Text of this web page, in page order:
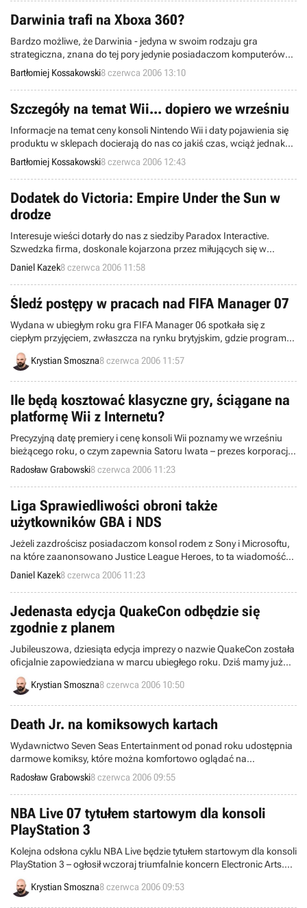
Darwinia trafi na Xboxa 360?
Bardzo możliwe, że Darwinia - jedyna w swoim rodzaju gra
strategiczna, znana do tej pory jedynie posiadaczom komputerów
osobistych, już niedługo będzie dostępna w wersji na konsolę Xbox
360.
Bartłomiej Kossakowski8 czerwca 2006 13:10
Szczegóły na temat Wii... dopiero we wrześniu
Informacje na temat ceny konsoli Nintendo Wii i daty pojawienia się
produktu w sklepach docierają do nas co jakiś czas, wciąż jednak
są to spekulacje, częściowo potwierdzane przez poszczególnych
przedstawicieli firmy. Prezes Nintendo, Satoru Iwata, zapowiedział
właśnie, kiedy poznamy oficjalne dane. Przyjdzie nam poczekać do
września.
Bartłomiej Kossakowski8 czerwca 2006 12:43
Dodatek do Victoria: Empire Under the Sun w
drodze
Interesuje wieści dotarły do nas z siedziby Paradox Interactive.
Szwedzka firma, doskonale kojarzona przez miłujących się w
strategiach, zaanonsowała rozpoczęcie prac nad dodatkiem do
Victoria: Empire Under the Sun.
Daniel Kazek8 czerwca 2006 11:58
Śledź postępy w pracach nad FIFA Manager 07
Wydana w ubiegłym roku gra FIFA Manager 06 spotkała się z
ciepłym przyjęciem, zwłaszcza na rynku brytyjskim, gdzie programy
tego typu są niezwykle popularne. Wszystkich fanów „menadżerów”
wydawanych przez koncern Electronic Arts z pewnością ucieszy
Krystian Smoszna8 czerwca 2006 11:57
Ile będą kosztować klasyczne gry, ściągane na
platformę Wii z Internetu?
Precyzyjną datę premiery i cenę konsoli Wii poznamy we wrześniu
bieżącego roku, o czym zapewnia Satoru Iwata – prezes korporacji
Nintendo. Szef koncernu z Kyoto wypowiedział się ponadto na temat
klasycznych gier, które będzie można uruchomić na wspomnianej
platformie za pośrednictwem usługi Virtual Console.
Radosław Grabowski8 czerwca 2006 11:23
Liga Sprawiedliwości obroni także
użytkowników GBA i NDS
Jeżeli zazdrościsz posiadaczom konsol rodem z Sony i Microsoftu,
na które zaanonsowano Justice League Heroes, to ta wiadomość
może być dla Ciebie. Firma Eidos swoim oświadczeniem prasowym
poinformowała, że gra bazująca na znanym komiksie i serii
kreskówek zadebiutuje również na dwóch systemach od Nintendo.
Daniel Kazek8 czerwca 2006 11:23
Jedenasta edycja QuakeCon odbędzie się
zgodnie z planem
Jubileuszowa, dziesiąta edycja imprezy o nazwie QuakeCon została
oficjalnie zapowiedziana w marcu ubiegłego roku. Dziś mamy już
czerwiec a o kolejnym, jedenastym zlocie maniaków gier
produkowanych przez firmę id Software ani widu, ani słychu. Nic
Krystian Smoszna8 czerwca 2006 10:50
Death Jr. na komiksowych kartach
Wydawnictwo Seven Seas Entertainment od ponad roku udostępnia
darmowe komiksy, które można komfortowo oglądać na
panoramicznym ekranie konsoli PlayStation Portable. Teraz
wspomniana firma przygotowuje klasyczną papierową serię
historyjek obrazkowych na kanwie gry, przeznaczonej dla tej
ostatniej platformy elektroniczno-rozrywkowej. Mowa o pozycji pt.
Death Jr., która wkrótce doczeka się sequela.
Radosław Grabowski8 czerwca 2006 09:55
NBA Live 07 tytułem startowym dla konsoli
PlayStation 3
Kolejna odsłona cyklu NBA Live będzie tytułem startowym dla konsoli
PlayStation 3 – ogłosił wczoraj triumfalnie koncern Electronic Arts.
Oznacza to, że program przygotowywany przez oddział EA Sports
zostanie opublikowany na rynku w tym samym czasie, co najnowsze
Krystian Smoszna8 czerwca 2006 09:53